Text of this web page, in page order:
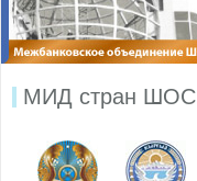
МИД стран ШОС